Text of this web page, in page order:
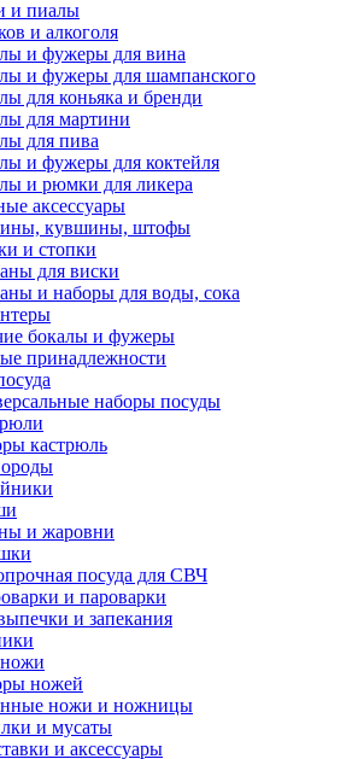
и пиалы
и алкоголя
и фужеры для вина
и фужеры для шампанского
для коньяка и бренди
для мартини
для пива
и фужеры для коктейля
и рюмки для ликера
аксессуары
кувшины, штофы
и стопки
для виски
и наборы для воды, сока
бокалы и фужеры
принадлежности
наборы посуды
кастрюль
и жаровни
посуда для СВЧ
и пароварки
и запекания
ножей
ножи и ножницы
и мусаты
и аксессуары